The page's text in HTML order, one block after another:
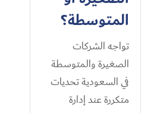
المتوسطة؟
تواجه الشركات
الصغيرة والمتوسطة
في السعودية تحديات
متكررة عند إدارة